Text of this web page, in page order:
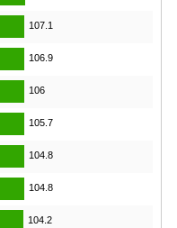
107.1
106.9
106
105.7
104.8
104.8
104.2